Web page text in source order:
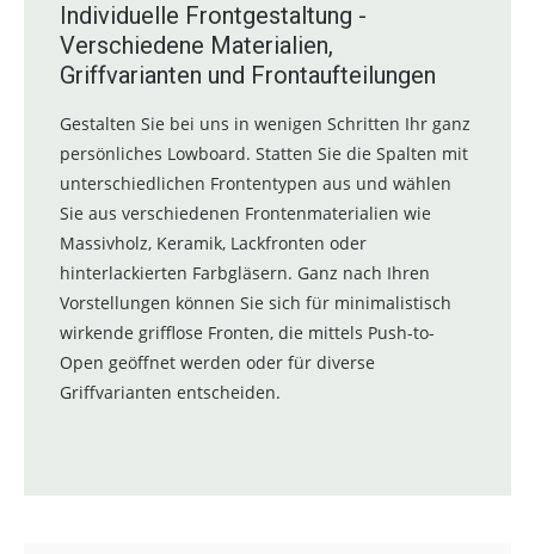
Individuelle Frontgestaltung -
Verschiedene Materialien,
Griffvarianten und Frontaufteilungen
Gestalten Sie bei uns in wenigen Schritten Ihr ganz
persönliches Lowboard. Statten Sie die Spalten mit
unterschiedlichen Frontentypen aus und wählen
Sie aus verschiedenen Frontenmaterialien wie
Massivholz, Keramik, Lackfronten oder
hinterlackierten Farbgläsern. Ganz nach Ihren
Vorstellungen können Sie sich für minimalistisch
wirkende grifflose Fronten, die mittels Push-to-
Open geöffnet werden oder für diverse
Griffvarianten entscheiden.